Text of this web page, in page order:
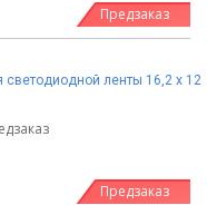
Предзаказ
ленты 16,2 х 12
Предзаказ